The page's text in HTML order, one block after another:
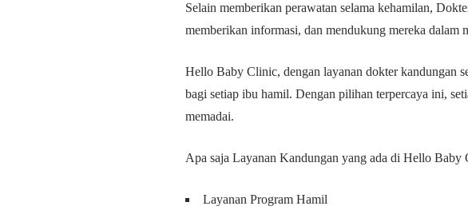
Selain memberikan perawatan selama kehamilan,
memberikan informasi, dan mendukung mereka dalam
Hello Baby Clinic, dengan layanan dokter kandungan
bagi setiap ibu hamil. Dengan pilihan terpercaya ini,
memadai.
Apa saja Layanan Kandungan yang ada di Hello Baby
Layanan Program Hamil